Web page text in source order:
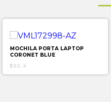
MOCHILA PORTA LAPTOP
CORONET BLUE
$92.4